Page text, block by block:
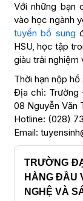
Với những bạn
vào học ngành
tuyển bổ sung
HSU, học tập
giàu trải nghiệm
Thời hạn nộp
Địa chỉ: Trường
08 Nguyễn Văn
Hotline: (028)
Email:
TRƯỜNG
HÀNG ĐẦU
NGHỆ VÀ